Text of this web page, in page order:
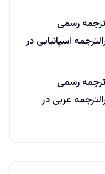
ترجمه رسمی
اسپانیایی در
ترجمه رسمی
عربی در